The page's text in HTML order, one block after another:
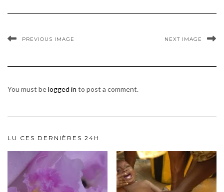
PREVIOUS IMAGE NEXT IMAGE
You must belogged in to post a comment.
LU CES DERNIÈRES 24H